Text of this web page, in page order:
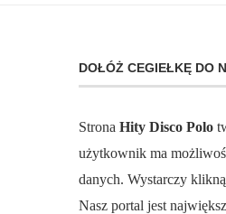
DOŁÓŻ CEGIEŁKĘ DO
Strona Hity Disco Polo
użytkownik ma
danych. Wystarczy
Nasz portal jest